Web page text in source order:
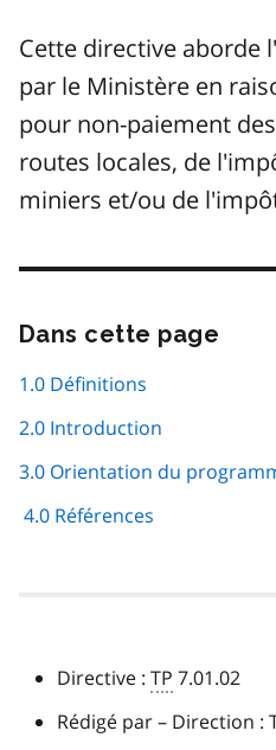
Cette directive aborde
par le Ministère en
pour non-paiement
routes locales, de
miniers et/ou de
Dans cette page
1.0 Définitions
2.0 Introduction
3.0 Orientation du
4.0 Références
Directive : TP 7.01.02
Rédigé par – Direction :